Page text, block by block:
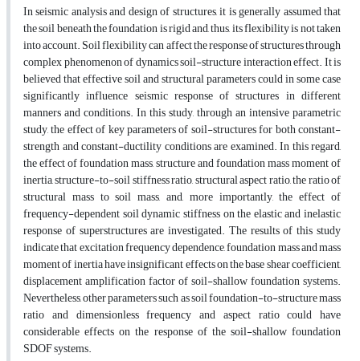
In seismic analysis and design of structures, it is generally assumed that
the soil beneath the foundation is rigid and, thus, its flexibility is not taken
into account. Soil flexibility can affect the response of structures through
complex phenomenon of dynamics soil-structure interaction effect. It is
believed that effective soil and structural parameters could in some case
significantly influence seismic response of structures in different
manners and conditions. In this study, through an intensive parametric
study, the effect of key parameters of soil-structures for both constant-
strength and constant-ductility conditions are examined. In this regard,
the effect of foundation mass, structure and foundation mass moment of
inertia, structure-to-soil stiffness ratio, structural aspect ratio, the ratio of
structural mass to soil mass, and, more importantly, the effect of
frequency-dependent soil dynamic stiffness on the elastic and inelastic
response of superstructures are investigated. The results of this study
indicate that excitation frequency dependence, foundation mass and mass
moment of inertia have insignificant effects on the base shear coefficient,
displacement amplification factor of soil-shallow foundation systems.
Nevertheless, other parameters such as soil foundation-to-structure mass
ratio and dimensionless frequency and aspect ratio could have
considerable effects on the response of the soil-shallow foundation
SDOF systems.